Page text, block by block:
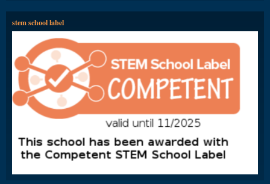
stem school label